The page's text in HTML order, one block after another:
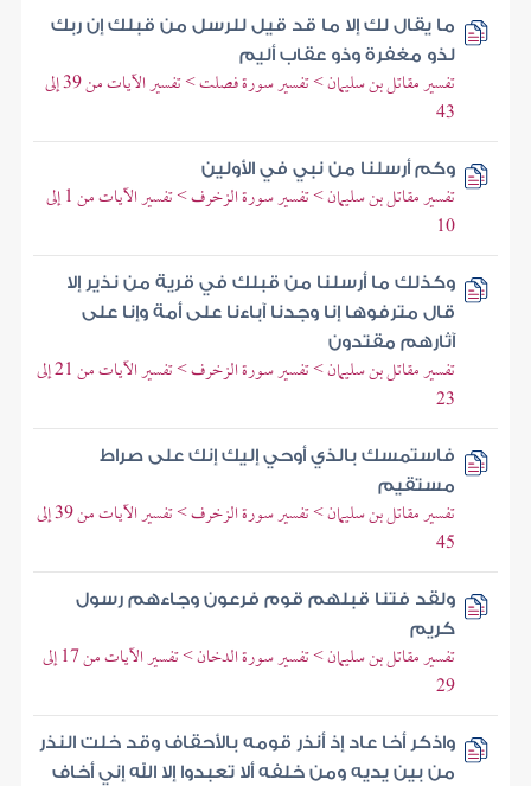
ما يقال لك إلا ما قد قيل للرسل من قبلك إن ربك
لذو مغفرة وذو عقاب أليم
تفسير مقاتل بن سليمان > تفسير سورة فصلت > تفسير الآيات من 39 إلى
43
وكم أرسلنا من نبي في الأولين
تفسير مقاتل بن سليمان > تفسير سورة الزخرف > تفسير الآيات من 1 إلى
10
وكذلك ما أرسلنا من قبلك في قرية من نذير إلا
قال مترفوها إنا وجدنا آباءنا على أمة وإنا على
آثارهم مقتدون
تفسير مقاتل بن سليمان > تفسير سورة الزخرف > تفسير الآيات من 21 إلى
23
فاستمسك بالذي أوحي إليك إنك على صراط
مستقيم
تفسير مقاتل بن سليمان > تفسير سورة الزخرف > تفسير الآيات من 39 إلى
45
ولقد فتنا قبلهم قوم فرعون وجاءهم رسول
كريم
تفسير مقاتل بن سليمان > تفسير سورة الدخان > تفسير الآيات من 17 إلى
29
واذكر أخا عاد إذ أنذر قومه بالأحقاف وقد خلت النذر
من بين يديه ومن خلفه ألا تعبدوا إلا الله إني أخاف